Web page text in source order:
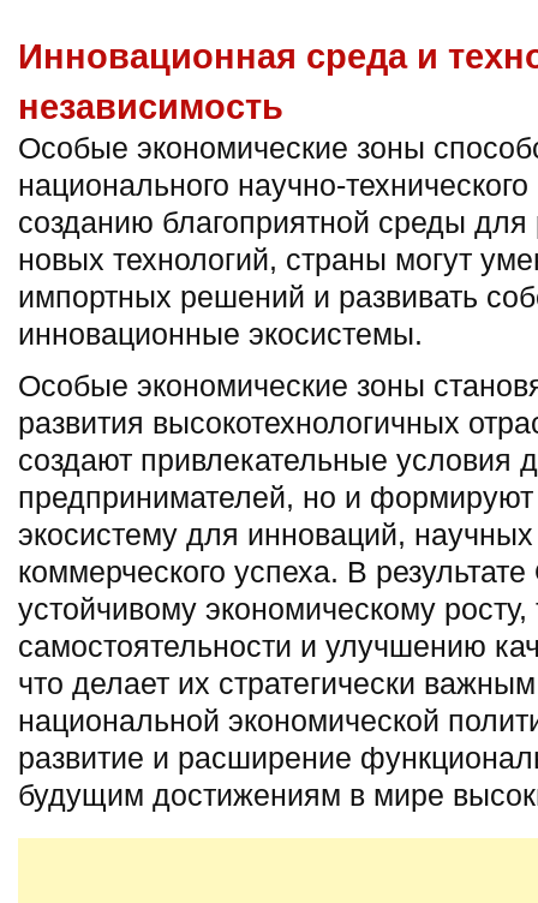
Инновационная среда и
независимость
Особые экономические зоны
национального научно-
созданию благоприятной среды для
новых технологий, страны могут
импортных решений и развивать
инновационные экосистемы.
Особые экономические зоны
развития высокотехнологичных
создают привлекательные условия
предпринимателей, но и
экосистему для инноваций,
коммерческого успеха. В
устойчивому экономическому росту,
самостоятельности и улучшению
что делает их стратегически
национальной экономической
развитие и расширение
будущим достижениям в мире